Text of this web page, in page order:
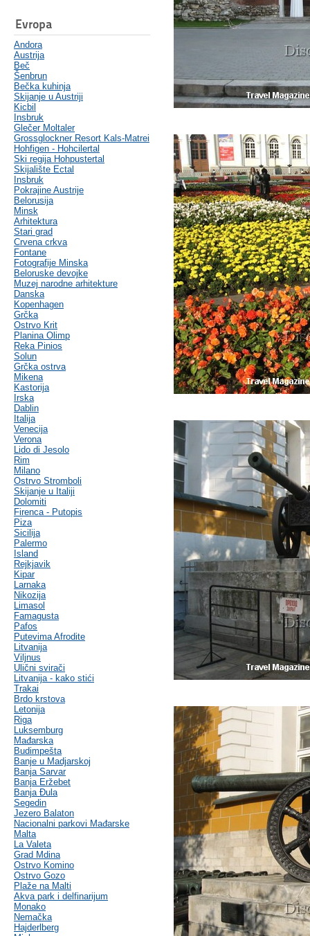
Evropa
Andora
Austrija
Beč
Šenbrun
Bečka kuhinja
Skijanje u Austriji
Kicbil
Insbruk
Glečer Moltaler
Grossglockner Resort Kals-Matrei
Hohfigen - Hohcilertal
Ski regija Hohpustertal
Skijalište Ectal
Insbruk
Pokrajine Austrije
Belorusija
Minsk
Arhitektura
Stari grad
Crvena crkva
Fontane
Fotografije Minska
Beloruske devojke
Muzej narodne arhitekture
Danska
Kopenhagen
Grčka
Ostrvo Krit
Planina Olimp
Reka Pinios
Solun
Grčka ostrva
Mikena
Kastorija
Irska
Dablin
Italija
Venecija
Verona
Lido di Jesolo
Rim
Milano
Ostrvo Stromboli
Skijanje u Italiji
Dolomiti
Firenca - Putopis
Piza
Sicilija
Palermo
Island
Rejkjavik
Kipar
Larnaka
Nikozija
Limasol
Famagusta
Pafos
Putevima Afrodite
Litvanija
Viljnus
Ulični svirači
Litvanija - kako stići
Trakai
Brdo krstova
Letonija
Riga
Luksemburg
Mađarska
Budimpešta
Banje u Madjarskoj
Banja Sarvar
Banja Eržebet
Banja Ðula
Segedin
Jezero Balaton
Nacionalni parkovi Mađarske
Malta
La Valeta
Grad Mdina
Ostrvo Komino
Ostrvo Gozo
Plaže na Malti
Akva park i delfinarijum
Monako
Nemačka
Hajderlberg